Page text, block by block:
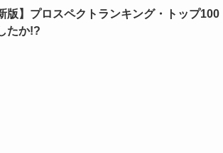
版】プロスペクトランキング・トップ100
たか!?